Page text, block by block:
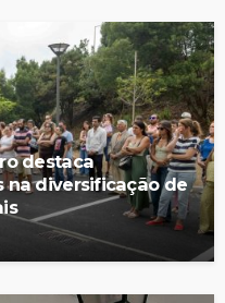
destaca
na diversificação de